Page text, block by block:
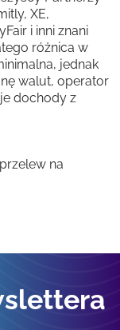
XE,
i inni znani
różnica w
jednak
walut, operator
dochody z
na